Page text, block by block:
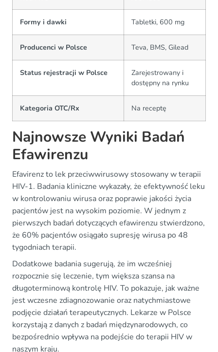
Formy i dawki Tabletki, 600 mg
Producenci w Polsce Teva, BMS, Gilead
Status rejestracji w Polsce
Zarejestrowany i
dostępny na rynku
Kategoria OTC/Rx Na receptę
Najnowsze Wyniki Badań
Efawirenzu
Efavirenz to lek przeciwwirusowy stosowany w terapii
HIV-1. Badania kliniczne wykazały, że efektywność leku
w kontrolowaniu wirusa oraz poprawie jakości życia
pacjentów jest na wysokim poziomie. W jednym z
pierwszych badań dotyczących efawirenzu stwierdzono,
że 60% pacjentów osiągało supresję wirusa po 48
tygodniach terapii.
Dodatkowe badania sugerują, że im wcześniej
rozpocznie się leczenie, tym większa szansa na
długoterminową kontrolę HIV. To pokazuje, jak ważne
jest wczesne zdiagnozowanie oraz natychmiastowe
podjęcie działań terapeutycznych. Lekarze w Polsce
korzystają z danych z badań międzynarodowych, co
bezpośrednio wpływa na podejście do terapii HIV w
naszym kraju.